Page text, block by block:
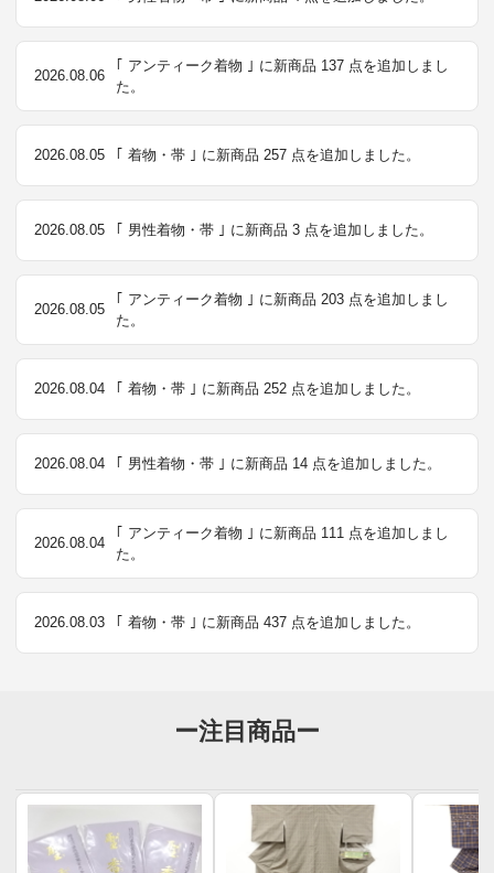
2026.08.06
｢ アンティーク着物 ｣ に新商品 137 点を追加しまし
た。
2026.08.05 ｢ 着物・帯 ｣ に新商品 257 点を追加しました。
2026.08.05 ｢ 男性着物・帯 ｣ に新商品 3 点を追加しました。
2026.08.05
｢ アンティーク着物 ｣ に新商品 203 点を追加しまし
た。
2026.08.04 ｢ 着物・帯 ｣ に新商品 252 点を追加しました。
2026.08.04 ｢ 男性着物・帯 ｣ に新商品 14 点を追加しました。
2026.08.04
｢ アンティーク着物 ｣ に新商品 111 点を追加しまし
た。
2026.08.03 ｢ 着物・帯 ｣ に新商品 437 点を追加しました。
ー注目商品ー